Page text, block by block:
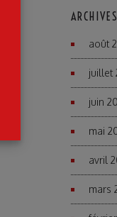
ARCHIVES
août
juillet
juin
mai
avril
mars